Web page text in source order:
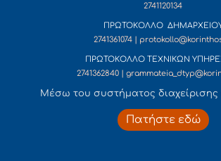
2741120134
ΠΡΩΤΟΚΟΛΛΟ
2741361074 |
ΠΡΩΤΟΚΟΛΛΟ ΤΕΧΝΙΚΩΝ
2741362840 |
Mέσω του συστήματος
Πατήστε εδώ